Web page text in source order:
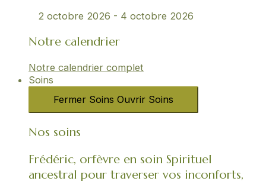
2 octobre 2026 - 4 octobre 2026
Notre calendrier
Notre calendrier complet
Soins
Fermer Soins Ouvrir Soins
Nos soins
Frédéric, orfèvre en soin Spirituel
ancestral pour traverser vos inconforts,